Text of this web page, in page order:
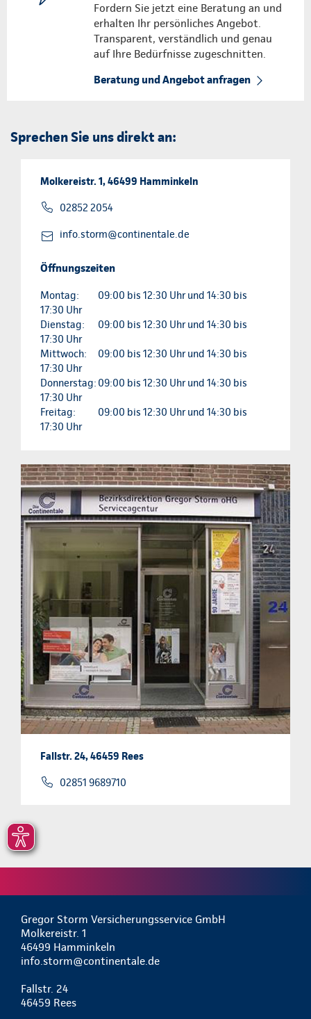
Fordern Sie jetzt eine Beratung an und
erhalten Ihr persönliches Angebot.
Transparent, verständlich und genau
auf Ihre Bedürfnisse zugeschnitten.
Beratung und Angebot anfragen
Sprechen Sie uns direkt an:
Molkereistr. 1, 46499 Hamminkeln
02852 2054
info.storm@continentale.de
Öffnungszeiten
Montag:
09:00 bis 12:30 Uhr und 14:30 bis
17:30 Uhr
Dienstag:
09:00 bis 12:30 Uhr und 14:30 bis
17:30 Uhr
Mittwoch:
09:00 bis 12:30 Uhr und 14:30 bis
17:30 Uhr
Donnerstag: 09:00 bis 12:30 Uhr und 14:30 bis
17:30 Uhr
Freitag:
09:00 bis 12:30 Uhr und 14:30 bis
17:30 Uhr
Fallstr. 24, 46459 Rees
02851 9689710
Gregor Storm Versicherungsservice GmbH
Molkereistr. 1
46499 Hamminkeln
info.storm@continentale.de
Fallstr. 24
46459 Rees